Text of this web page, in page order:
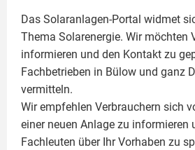
Das Solaranlagen-Portal widmet
Thema Solarenergie. Wir möchten
informieren und den Kontakt zu
Fachbetrieben in Bülow und ganz
vermitteln.
Wir empfehlen Verbrauchern sich
einer neuen Anlage zu informieren
Fachleuten über Ihr Vorhaben zu